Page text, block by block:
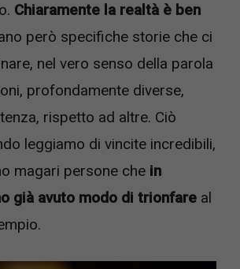
Chiaramente la realtà è ben
però specifiche storie che ci
nel vero senso della parola
profondamente diverse,
rispetto ad altre. Ciò
leggiamo di vincite incredibili,
magari persone che in
già avuto modo di trionfare al